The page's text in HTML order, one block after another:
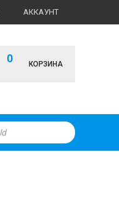
АККАУНТ
0 КОРЗИНА